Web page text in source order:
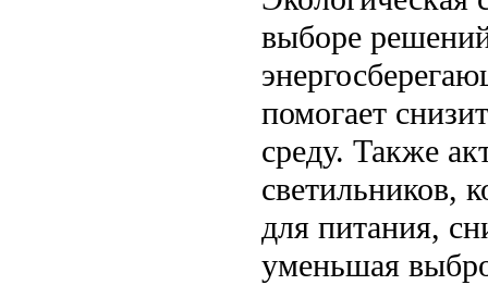
выборе
помогает
среду. Также
светильников,
для питания,
уменьшая